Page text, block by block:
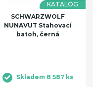
KATALOG
SCHWARZWOLF
NUNAVUT Stahovací
batoh, černá
Skladem 8 587 ks